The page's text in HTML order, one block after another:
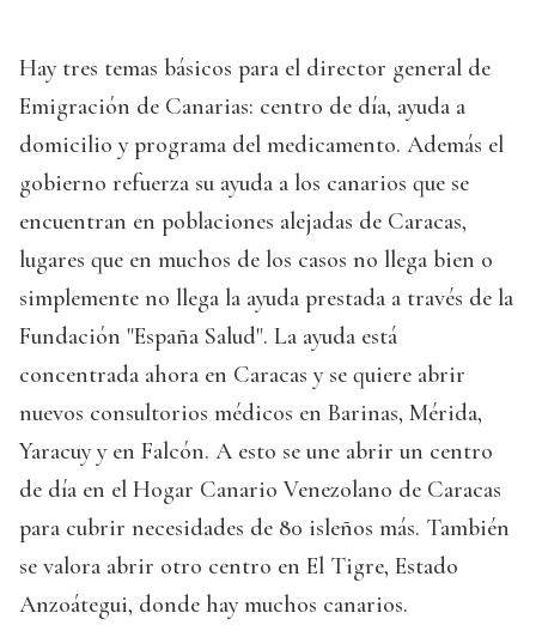
Hay tres temas básicos para el director general de
Emigración de Canarias: centro de día, ayuda a
domicilio y programa del medicamento. Además el
gobierno refuerza su ayuda a los canarios que se
encuentran en poblaciones alejadas de Caracas,
lugares que en muchos de los casos no llega bien o
simplemente no llega la ayuda prestada a través de la
Fundación "España Salud". La ayuda está
concentrada ahora en Caracas y se quiere abrir
nuevos consultorios médicos en Barinas, Mérida,
Yaracuy y en Falcón. A esto se une abrir un centro
de día en el Hogar Canario Venezolano de Caracas
para cubrir necesidades de 80 isleños más. También
se valora abrir otro centro en El Tigre, Estado
Anzoátegui, donde hay muchos canarios.